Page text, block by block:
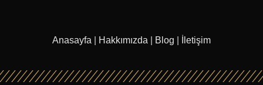
Anasayfa Hakkımızda Blog İletişim